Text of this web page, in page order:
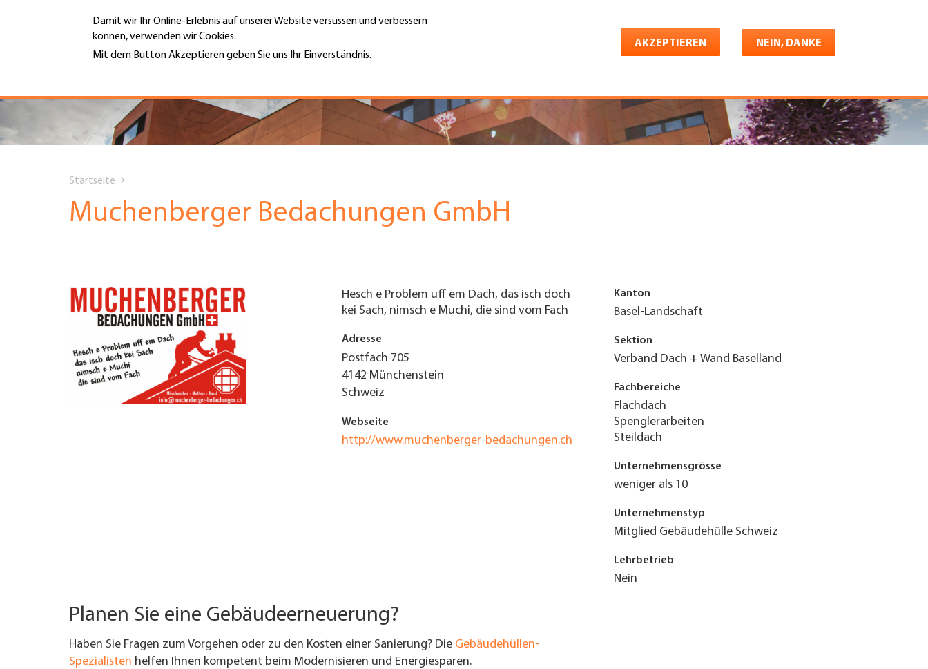
Damit wir Ihr Online-Erlebnis auf unserer Website versüssen und verbessern
können, verwenden wir Cookies.
Mit dem Button Akzeptieren geben Sie uns Ihr Einverständnis.
AKZEPTIEREN NEIN, DANKE
Hauptnavigation
PORTRÄT
DIENSTLEISTUNGEN
JOBS & KARRIERE
FACHZEITSCHRIFT
MENÜ
Top
Menu
Jobs & Karriere Shop Konto Deutsch
are
Startseite
Muchenberger Bedachungen GmbH
Hesch e Problem uff em Dach, das isch doch
kei Sach, nimsch e Muchi, die sind vom Fach
Adresse
Postfach 705
4142 Münchenstein
Schweiz
Webseite
http://www.muchenberger-bedachungen.ch
Kanton
Basel-Landschaft
Sektion
Verband Dach + Wand Baselland
Fachbereiche
Flachdach
Spenglerarbeiten
Steildach
Unternehmensgrösse
weniger als 10
Unternehmenstyp
Mitglied Gebäudehülle Schweiz
Lehrbetrieb
Nein
Planen Sie eine Gebäudeerneuerung?
Haben Sie Fragen zum Vorgehen oder zu den Kosten einer Sanierung? Die Gebäudehüllen-
Spezialisten helfen Ihnen kompetent beim Modernisieren und Energiesparen.